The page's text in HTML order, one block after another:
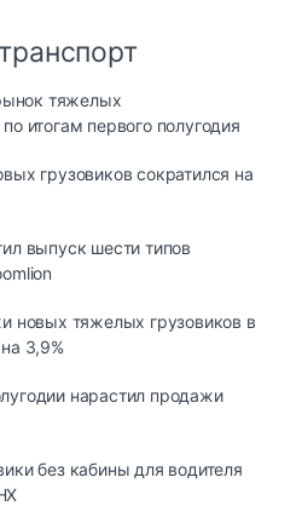
тяжелых
итогам первого полугодия
грузовиков сократился на
выпуск шести типов
новых тяжелых грузовиков в
3,9%
нарастил продажи
без кабины для водителя